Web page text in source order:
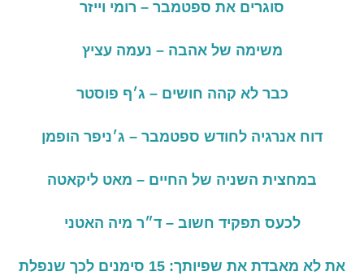
סוגרים את ספטמבר – רומי וייזר
משימה של אהבה – נעמה עציץ
כבר לא קהה חושים – ג׳ף פוסטר
דוח אנרגיה לחודש ספטמבר – ג׳ניפר הופמן
במחצית השניה של החיים – מאט ליקאטה
לכעס תפקיד חשוב – ד״ר מיה האטני
את לא מאבדת את שפיותך: 15
סימנים לכך שנפלת